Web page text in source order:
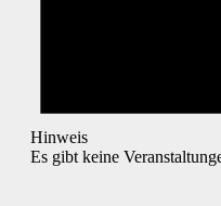
Hinweis
Es gibt keine